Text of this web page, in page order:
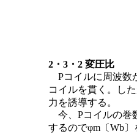
2・3・2 変圧比
Pコイルに周波数
コイルを貫く。し
力を誘導する。
今、Pコイルの巻
するのでφm〔Wb